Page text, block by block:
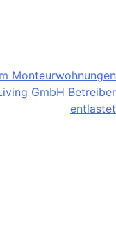
Monteurwohnungen
GmbH Betreiber
entlastet